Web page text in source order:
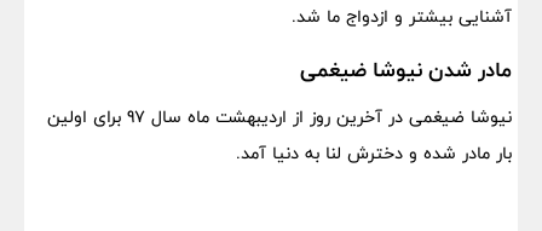
آشنایی بیشتر و ازدواج ما شد.
مادر شدن نیوشا ضیغمی
نیوشا ضیغمی در آخرین روز از اردیبهشت ماه سال 97 برای اولین
بار مادر شده و دخترش لنا به دنیا آمد.